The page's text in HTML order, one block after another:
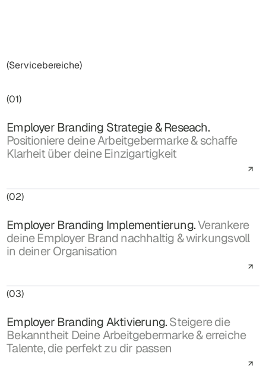
(Servicebereiche)
(01)
Employer Branding Strategie & Reseach.
Positioniere deine Arbeitgebermarke & schaffe
Klarheit über deine Einzigartigkeit
(02)
Employer Branding Implementierung.Verankere
deine Employer Brand nachhaltig & wirkungsvoll
in deiner Organisation
(03)
Employer Branding Aktivierung.Steigere die
Bekanntheit Deine Arbeitgebermarke & erreiche
Talente, die perfekt zu dir passen